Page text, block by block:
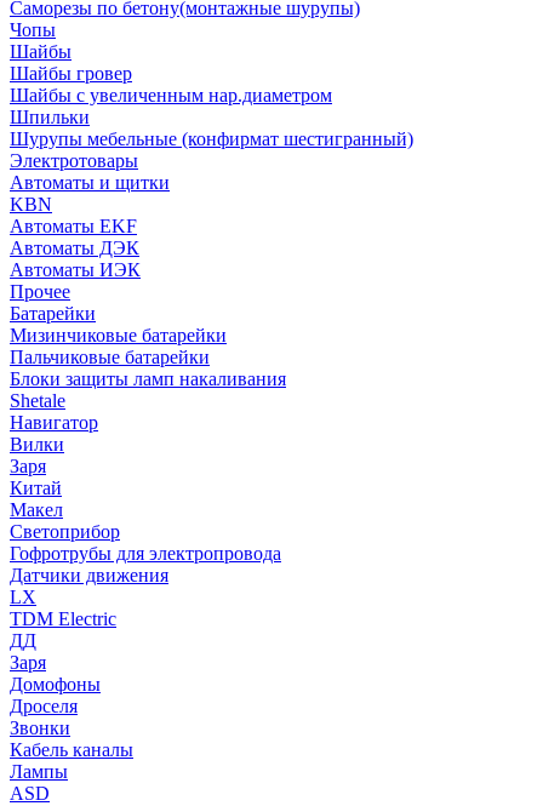
Саморезы по бетону(монтажные шурупы)
Чопы
Шайбы
Шайбы гровер
Шайбы с увеличенным нар.диаметром
Шпильки
Шурупы мебельные (конфирмат шестигранный)
Электротовары
Автоматы и щитки
KBN
Автоматы EKF
Автоматы ДЭК
Автоматы ИЭК
Прочее
Батарейки
Мизинчиковые батарейки
Пальчиковые батарейки
Блоки защиты ламп накаливания
Shetale
Навигатор
Вилки
Заря
Китай
Макел
Светоприбор
Гофротрубы для электропровода
Датчики движения
LX
TDM Electric
ДД
Заря
Домофоны
Дроселя
Звонки
Кабель каналы
Лампы
ASD